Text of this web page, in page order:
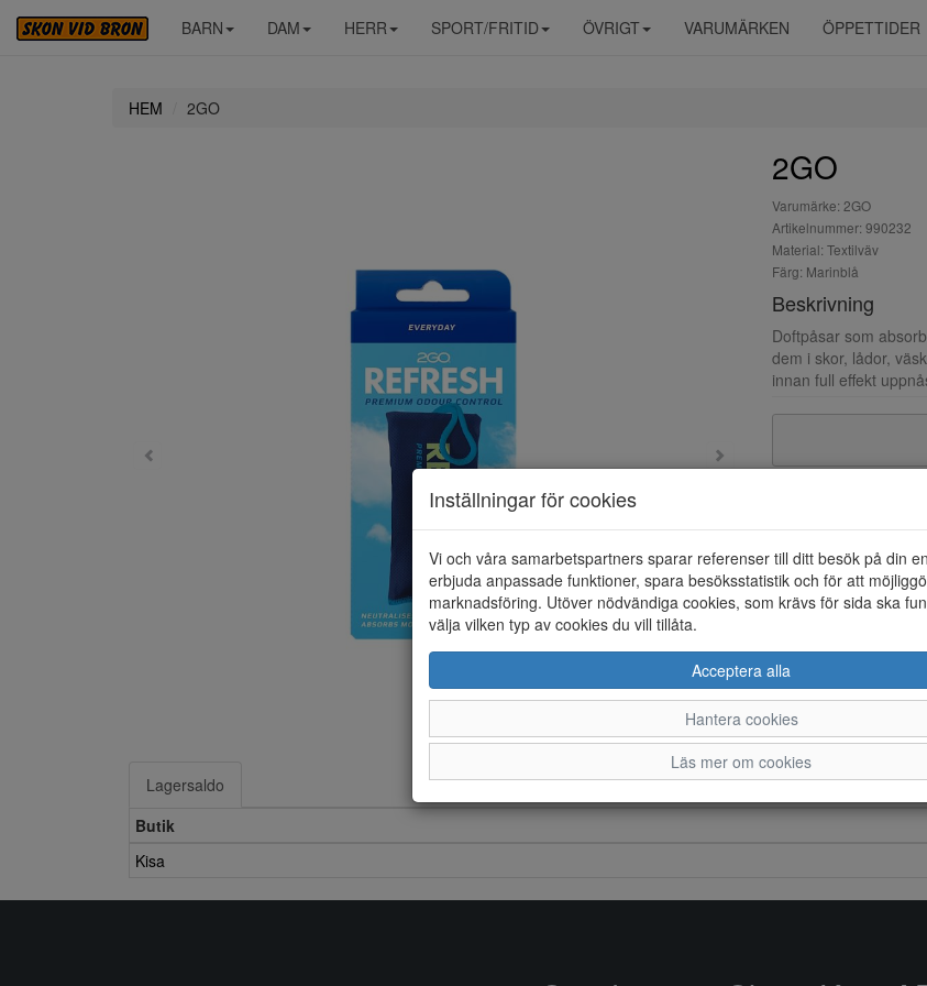
BARN DAM HERR SPORT/FRITID ÖVRIGT VARUMÄRKEN ÖPPETTIDER
HEM 2GO
2GO
Varumärke: 2GO
Artikelnummer: 990232
Material: Textilväv
Färg: Marinblå
Beskrivning
Doftpåsar som
dem i skor, lådor,
innan full effekt
Lagersaldo
Butik
Kisa
Inställningar för cookies
Vi och våra samarbetspartners sparar referenser till ditt besök på din
erbjuda anpassade funktioner, spara besöksstatistik och för att
marknadsföring. Utöver nödvändiga cookies, som krävs för sida ska
välja vilken typ av cookies du vill tillåta.
Acceptera alla
Hantera cookies
Läs mer om cookies